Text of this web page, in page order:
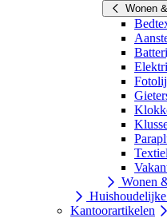
Wonen
Wonen
Kantoorartikelen